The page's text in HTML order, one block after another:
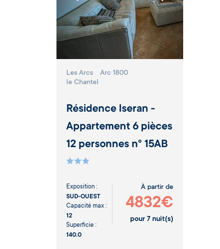
Les Arcs
Arc 1800
le Chantel
Résidence Iseran -
Appartement 6 pièces
12 personnes n° 15AB
Exposition :
SUD-OUEST
Capacité max :
12
Superficie :
140.0
À partir de
4832€
pour 7 nuit(s)